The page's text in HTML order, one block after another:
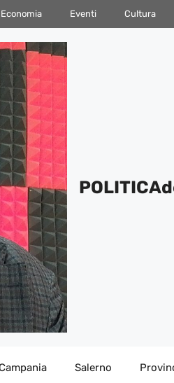
Economia Eventi Cultura
Campania Salerno